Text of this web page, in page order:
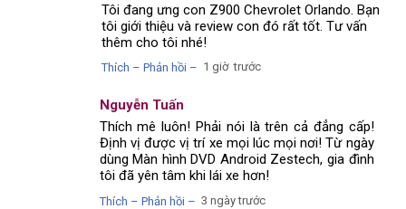
Thích – Phản hồi – 1 giờ trước
Tôi đang ưng con Z900 Chevrolet Orlando. Bạn
tôi giới thiệu và review con đó rất tốt. Tư vấn
thêm cho tôi nhé!
Thích mê luôn! Phải nói là trên cả đẳng cấp!
Định vị được vị trí xe mọi lúc mọi nơi! Từ ngày
dùng Màn hình DVD Android Zestech, gia đình
tôi đã yên tâm khi lái xe hơn!
Nguyễn Tuấn
Thích – Phản hồi – 3 ngày trước